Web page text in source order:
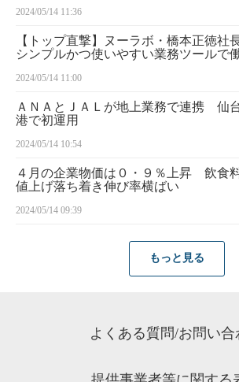
2024/05/14 11:36
【トップ直撃】ヌーラボ・橋本正徳社長
シンプルかつ使いやすい業務ツールで
スを
2024/05/14 11:00
ＡＮＡとＪＡＬが地上業務で連携 仙
港で初運用
2024/05/14 10:54
４月の企業物価は０・９％上昇 飲食
値上げ落ち着き伸び率横ばい
2024/05/14 09:39
もっと見る
よくある質問/お問い合